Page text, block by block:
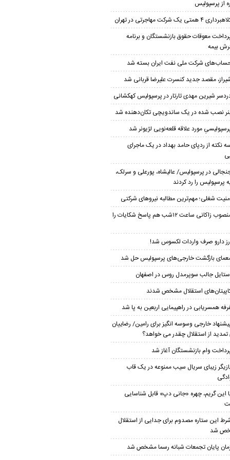
از پرسپولیس
۴ همتی یک شرکت مهاجرتی در تهران
معوقات حقوق بازنشستگان و برنامه
بیمه
شرکت ملی نفت ایران بسته شد
مقصد جدید کنسرت علیرضا قربانی شد
شیرین مهدی تارتار در پرسپولیس کهکشانی
نصب شده در یک ساندویچی تکان‌دهنده شد
مورد علاقه قلعه‌نویی لژیونر شد
نکته از ردپای حامد بهداد در یک ماجرای
در پرسپولیس/ عالیشاه، پورعلی و سرلک،
پرسپولیس را رد کردند
شغلی؛ مهم‌ترین مطالبه نیروهای شرکتی
منصوب زاکانی ساعت ۱۲شب هم پاسخ شکایات را
دارو صرف واردات لکسوس شد!
بازگشت خارجی‌های پرسپولیس حل شد
جالب سوپرمدل روس در اصفهان
استقلال مشخص شدند
همسریابی در راهپیمایی اربعین به پا شد
خارجی وسوسه انگیز برای رامین/ رضاییان
تمدید از استقلال چقدر می خواهد؟
وام بازنشستگان آغاز شد
زیبای سریال سیب ممنوعه در یک قاب
این گریم، چهره «جانی دپ» قابل شناسایی
این ستاره مصدوم برای جدایی از استقلال
شد
پایان تجمعات شبانه رسما مشخص شد